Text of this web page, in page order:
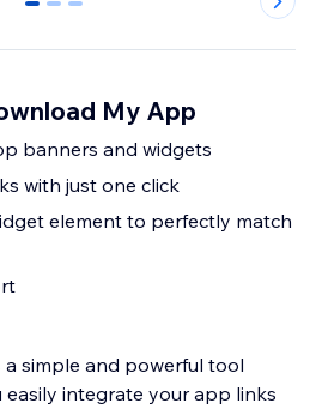
0 1 2
My App
banners and widgets
with just one click
element to perfectly match
simple and powerful tool
integrate your app links